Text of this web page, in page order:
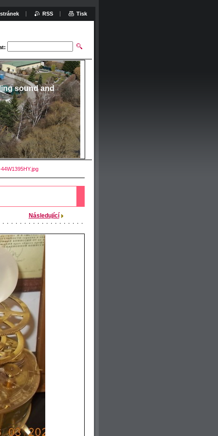
sound and
Následující
RSS Tisk